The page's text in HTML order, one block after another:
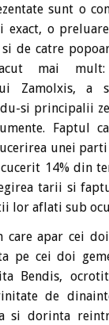
sunt o
exact, o
de catre
mai mult:
Zamolxis, a
si principalii
Faptul
unei
14% din
tarii si
lor aflati sub
care apar cei
pe cei doi
Bendis,
de
si dorinta